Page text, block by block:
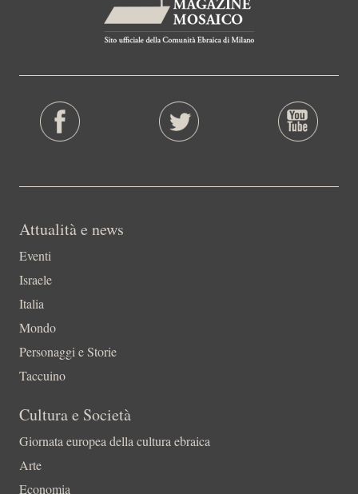
Attualità e news
Eventi
Israele
Italia
Mondo
Personaggi e Storie
Taccuino
Cultura e Società
Giornata europea della cultura ebraica
Arte
Economia